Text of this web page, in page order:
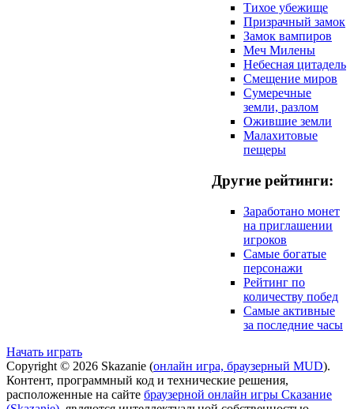
Тихое убежище
Призрачный замок
Замок вампиров
Меч Милены
Небесная цитадель
Смещение миров
Сумеречные
земли, разлом
Ожившие земли
Малахитовые
пещеры
Другие рейтинги:
Заработано монет
на приглашении
игроков
Самые богатые
персонажи
Рейтинг по
количеству побед
Самые активные
за последние часы
Начать играть
Copyright © 2026 Skazanie (онлайн игра, браузерный MUD).
Контент, программный код и технические решения,
расположенные на сайте браузерной онлайн игры Сказание